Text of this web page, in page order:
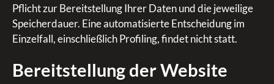
Pflicht zur Bereitstellung Ihrer Daten und die jeweilige
Speicherdauer. Eine automatisierte Entscheidung im
Einzelfall, einschließlich Profiling, findet nicht statt.
Bereitstellung der Website